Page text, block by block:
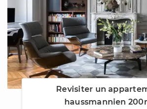
Revisiter un
haussmannien